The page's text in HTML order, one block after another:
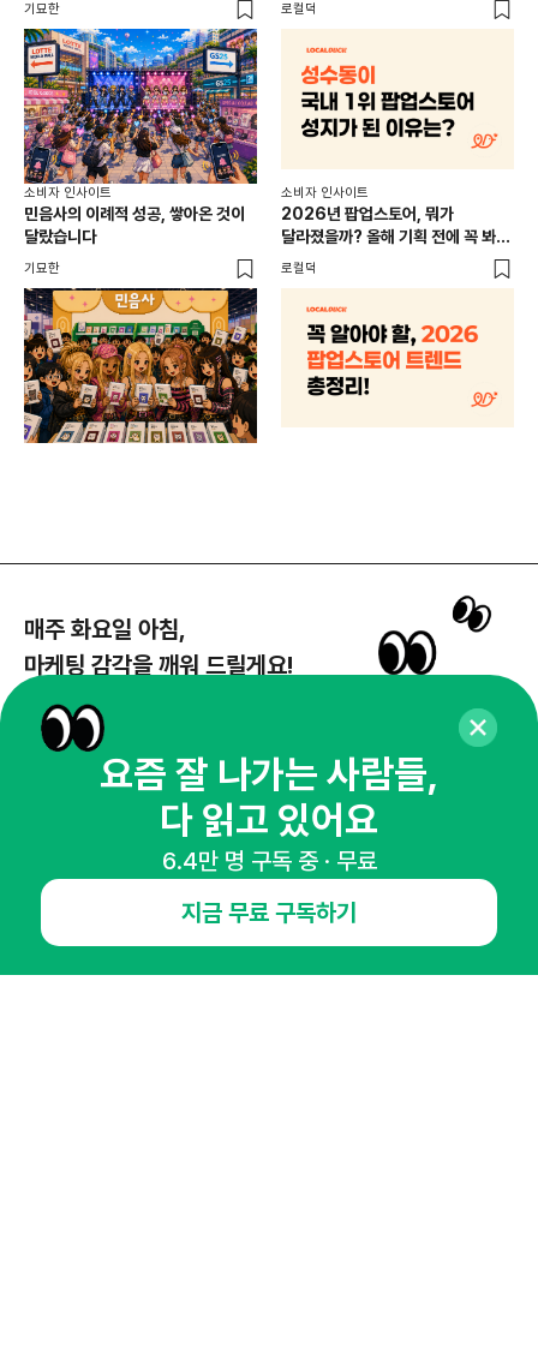
기묘한 로컬덕
소비자 인사이트
민음사의 이례적 성공, 쌓아온 것이
달랐습니다
기묘한
소비자 인사이트
2026년 팝업스토어, 뭐가
달라졌을까? 올해 기획 전에 꼭 봐야
할 트렌드 4가지
로컬덕
매주 화요일 아침,
마케팅 감각을 깨워 드릴게요!
뉴스레터 구독하기
오픈애즈란
요즘 잘 나가는 사람들,
다 읽고 있어요
6.4만 명 구독 중 · 무료
지금 무료 구독하기